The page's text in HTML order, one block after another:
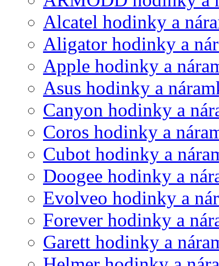
Alcatel hodinky a
Aligator hodinky a
Apple hodinky a
Asus hodinky a
Canyon hodinky a
Coros hodinky a
Cubot hodinky a
Doogee hodinky a
Evolveo hodinky a
Forever hodinky a
Garett hodinky a